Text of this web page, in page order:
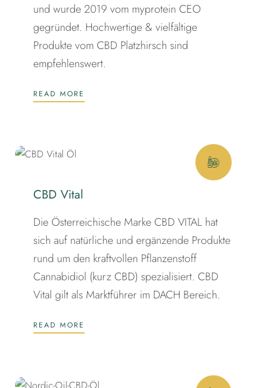
und wurde 2019 vom myprotein CEO
gegründet. Hochwertige & vielfältige
Produkte vom CBD Platzhirsch sind
empfehlenswert.
READ MORE
CBD Vital
Die Österreichische Marke CBD VITAL hat
sich auf natürliche und ergänzende Produkte
rund um den kraftvollen Pflanzenstoff
Cannabidiol (kurz CBD) spezialisiert. CBD
Vital gilt als Marktführer im DACH Bereich.
READ MORE